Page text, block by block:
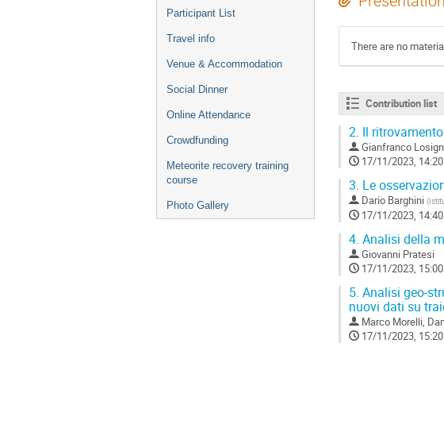
Participant List
Travel info
Venue & Accommodation
Social Dinner
Online Attendance
Crowdfunding
Meteorite recovery training
course
Photo Gallery
There are no
Contribution list
2. Il
Gianfranco
17/11/2023, 14:20
3. Le
Dario Barghini (
17/11/2023, 14:40
4. Analisi della
Giovanni Pratesi
17/11/2023, 15:00
5. Analisi geo-
nuovi dati su
Marco Morelli
17/11/2023, 15:20